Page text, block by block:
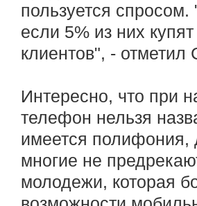
пользуется
если 5% из них
клиентов", - отметил
Интересно, что при
телефон нельзя
имеется полифония,
многие не
молодежи, которая